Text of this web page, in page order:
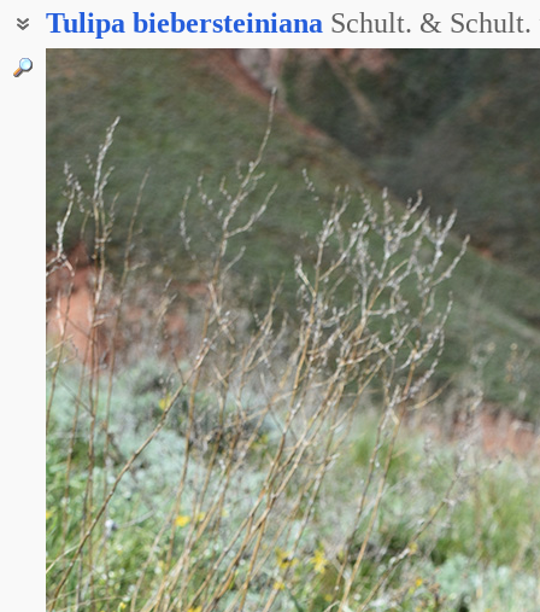
Tulipa biebersteiniana Schult. & Schult.
Тюльпан дубравный